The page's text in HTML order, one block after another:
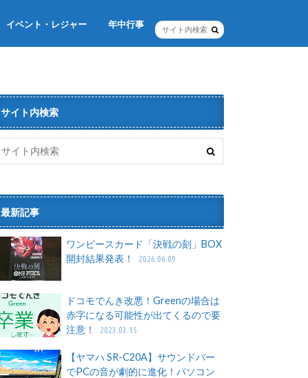
イベント・レジャー 年中行事
年末年始
お正月
節分
バレンタイン・ホワイトデー
イースター
ゴールデンウィーク
クリスマス
サイト内検索
最新記事
ワンピースカード「決戦の刻」BOX
開封結果発表！
2026.06.09
ドコモでんき改悪！Greenの場合は
赤字になる可能性が出てくるので要
注意！
2023.03.15
【ヤマハ SR-C20A】サウンドバー
でPCの音が劇的に進化！パソコン